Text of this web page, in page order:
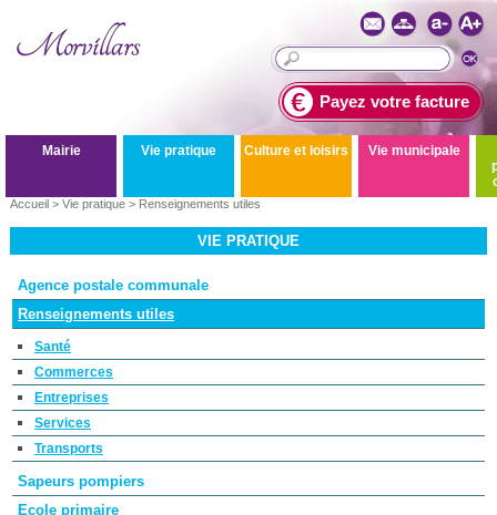
Payez votre facture
Mairie Vie pratique Culture et loisirs
Vie municipale
Accueil> Vie pratique> Renseignements utiles
VIE PRATIQUE
Agence postale communale
Renseignements utiles
Santé
Commerces
Entreprises
Services
Transports
Sapeurs pompiers
Ecole primaire